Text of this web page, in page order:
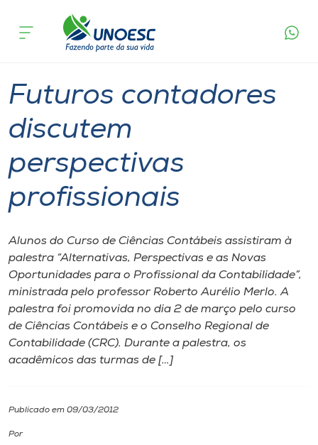
Cursos
Pesquisa
Atendimento ao Estudante
Portal de Ensino
A
Unoesc
Internacionalização
I.nova
Cultura
acontece
Futuros contadores
discutem
perspectivas
profissionais
Alunos do Curso de Ciências Contábeis assistiram à
palestra “Alternativas, Perspectivas e as Novas
Oportunidades para o Profissional da Contabilidade”,
ministrada pelo professor Roberto Aurélio Merlo. A
palestra foi promovida no dia 2 de março pelo curso
de Ciências Contábeis e o Conselho Regional de
Contabilidade (CRC). Durante a palestra, os
acadêmicos das turmas de […]
Publicado em 09/03/2012
Por